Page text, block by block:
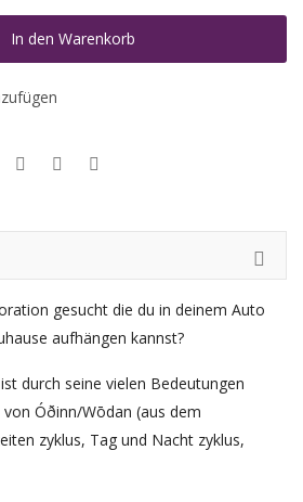
In den Warenkorb
gesucht die du in deinem Auto
aufhängen kannst?
durch seine vielen Bedeutungen
Óðinn/Wōdan (aus dem
zyklus, Tag und Nacht zyklus,